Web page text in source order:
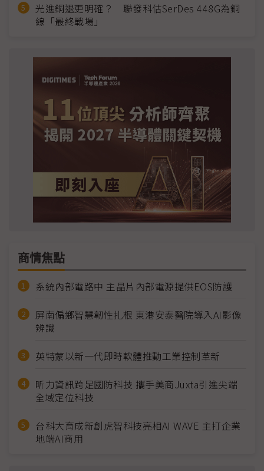
光進銅退更明確？ 聯發科估SerDes 448G為銅
線「最終戰場」
商情焦點
系統內部電路中 主晶片內部電源提供EOS防護
屏南偏鄉智慧韌性扎根 東港安泰醫院導入AI影像
辨識
英特蒙以新一代即時軟體推動工業控制革新
昕力資訊跨足國防科技 攜手美商Juxta引進尖端
全域定位科技
台科大育成新創虎智科技亮相AI WAVE 主打企業
地端AI商用